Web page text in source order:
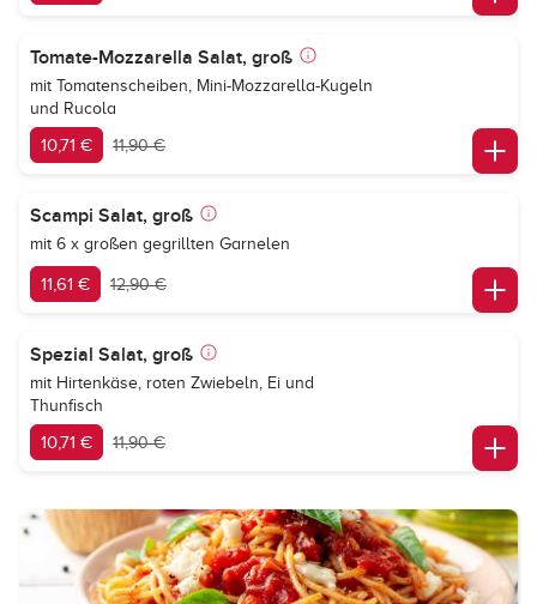
Tomate-Mozzarella Salat, groß
mit Tomatenscheiben, Mini-Mozzarella-Kugeln
und Rucola
10,71 € 11,90 €
Scampi Salat, groß
mit 6 x großen gegrillten Garnelen
11,61 € 12,90 €
Spezial Salat, groß
mit Hirtenkäse, roten Zwiebeln, Ei und
Thunfisch
10,71 € 11,90 €